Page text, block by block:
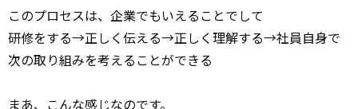
このプロセスは、企業でもいえることでして
研修をする→正しく伝える→正しく理解する→社員自身で
次の取り組みを考えることができる
まあ、こんな感じなのです。